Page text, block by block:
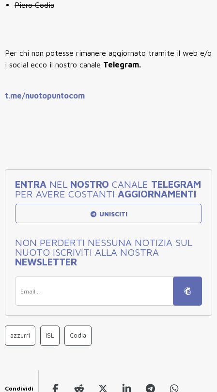
Piero Codia
Per chi non potesse rimanere aggiornato tramite il web e/o
i social ecco il nostro canale Telegram.
t.me/nuotopuntocom
ENTRA NEL NOSTRO CANALE TELEGRAM
PER AVERE COSTANTI AGGIORNAMENTI
UNISCITI
NON PERDERTI NESSUNA NOTIZIA SUL
NUOTO ISCRIVITI ALLA NOSTRA
NEWSLETTER
azzurri ISL Codia
Condividi